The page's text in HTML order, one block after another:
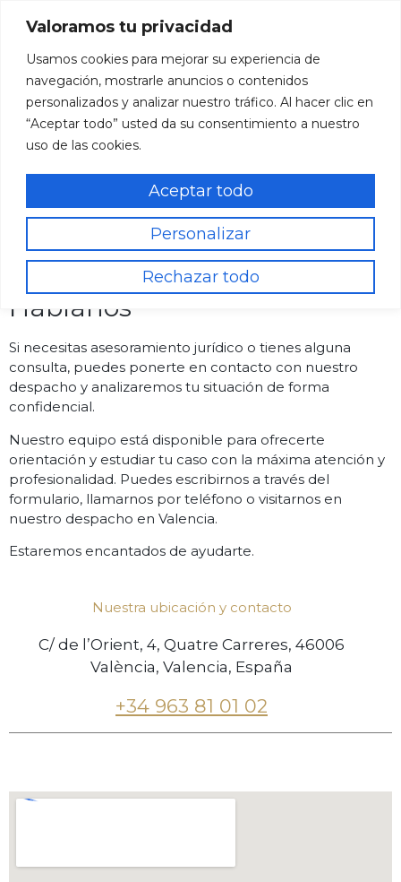
Valoramos tu privacidad
Usamos cookies para mejorar su experiencia de
navegación, mostrarle anuncios o contenidos
personalizados y analizar nuestro tráfico. Al hacer clic en
“Aceptar todo” usted da su consentimiento a nuestro
uso de las cookies.
Personalizar
Rechazar todo
Aceptar todo
Contacto
Háblanos
Si necesitas asesoramiento jurídico o tienes alguna
consulta, puedes ponerte en contacto con nuestro
despacho y analizaremos tu situación de forma
confidencial.
Nuestro equipo está disponible para ofrecerte
orientación y estudiar tu caso con la máxima atención y
profesionalidad. Puedes escribirnos a través del
formulario, llamarnos por teléfono o visitarnos en
nuestro despacho en Valencia.
Estaremos encantados de ayudarte.
Nuestra ubicación y contacto
C/ de l’Orient, 4, Quatre Carreres, 46006
València, Valencia, España
+34 963 81 01 02